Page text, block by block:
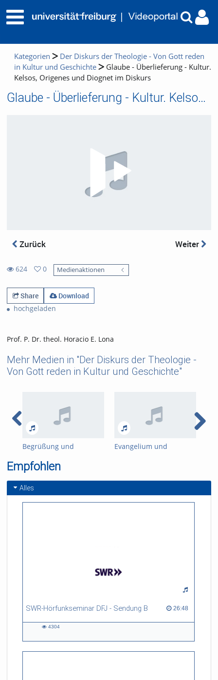
Kategorien
Der Diskurs der Theologie - Von Gott reden
in Kultur und Geschichte
Glaube - Überlieferung - Kultur.
Kelsos, Origenes und Diognet im Diskurs
Glaube - Überlieferung - Kultur. Kelsos, Origenes und Diognet im Diskurs
Zurück Weiter
624
views
0
favorites
Medienaktionen
Share
Download
hochgeladen
Prof. P. Dr. theol. Horacio E. Lona
Mehr Medien in "Der Diskurs der Theologie -
Von Gott reden in Kultur und Geschichte"
Begrüßung und
Evangelium und
Empfohlen
Alles
SWR-Hörfunkseminar DFJ - Sendung B 26:48
26:48 duration
4304